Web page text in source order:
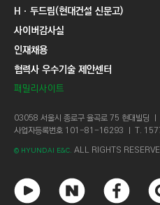
Hㆍ두드림(현대건설 신문고)
사이버감사실
인재채용
협력사 우수기술 제안센터
패밀리사이트
03058 서울시 종로구 율곡로 75 현대빌딩 ㅣ
사업자등록번호 101-81-16293 ㅣ T.
© HYUNDAI E&C. ALL RIGHTS